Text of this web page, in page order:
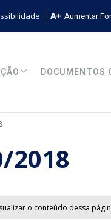
Aumentar
DOCUMENTOS
2018
o conteúdo dessa